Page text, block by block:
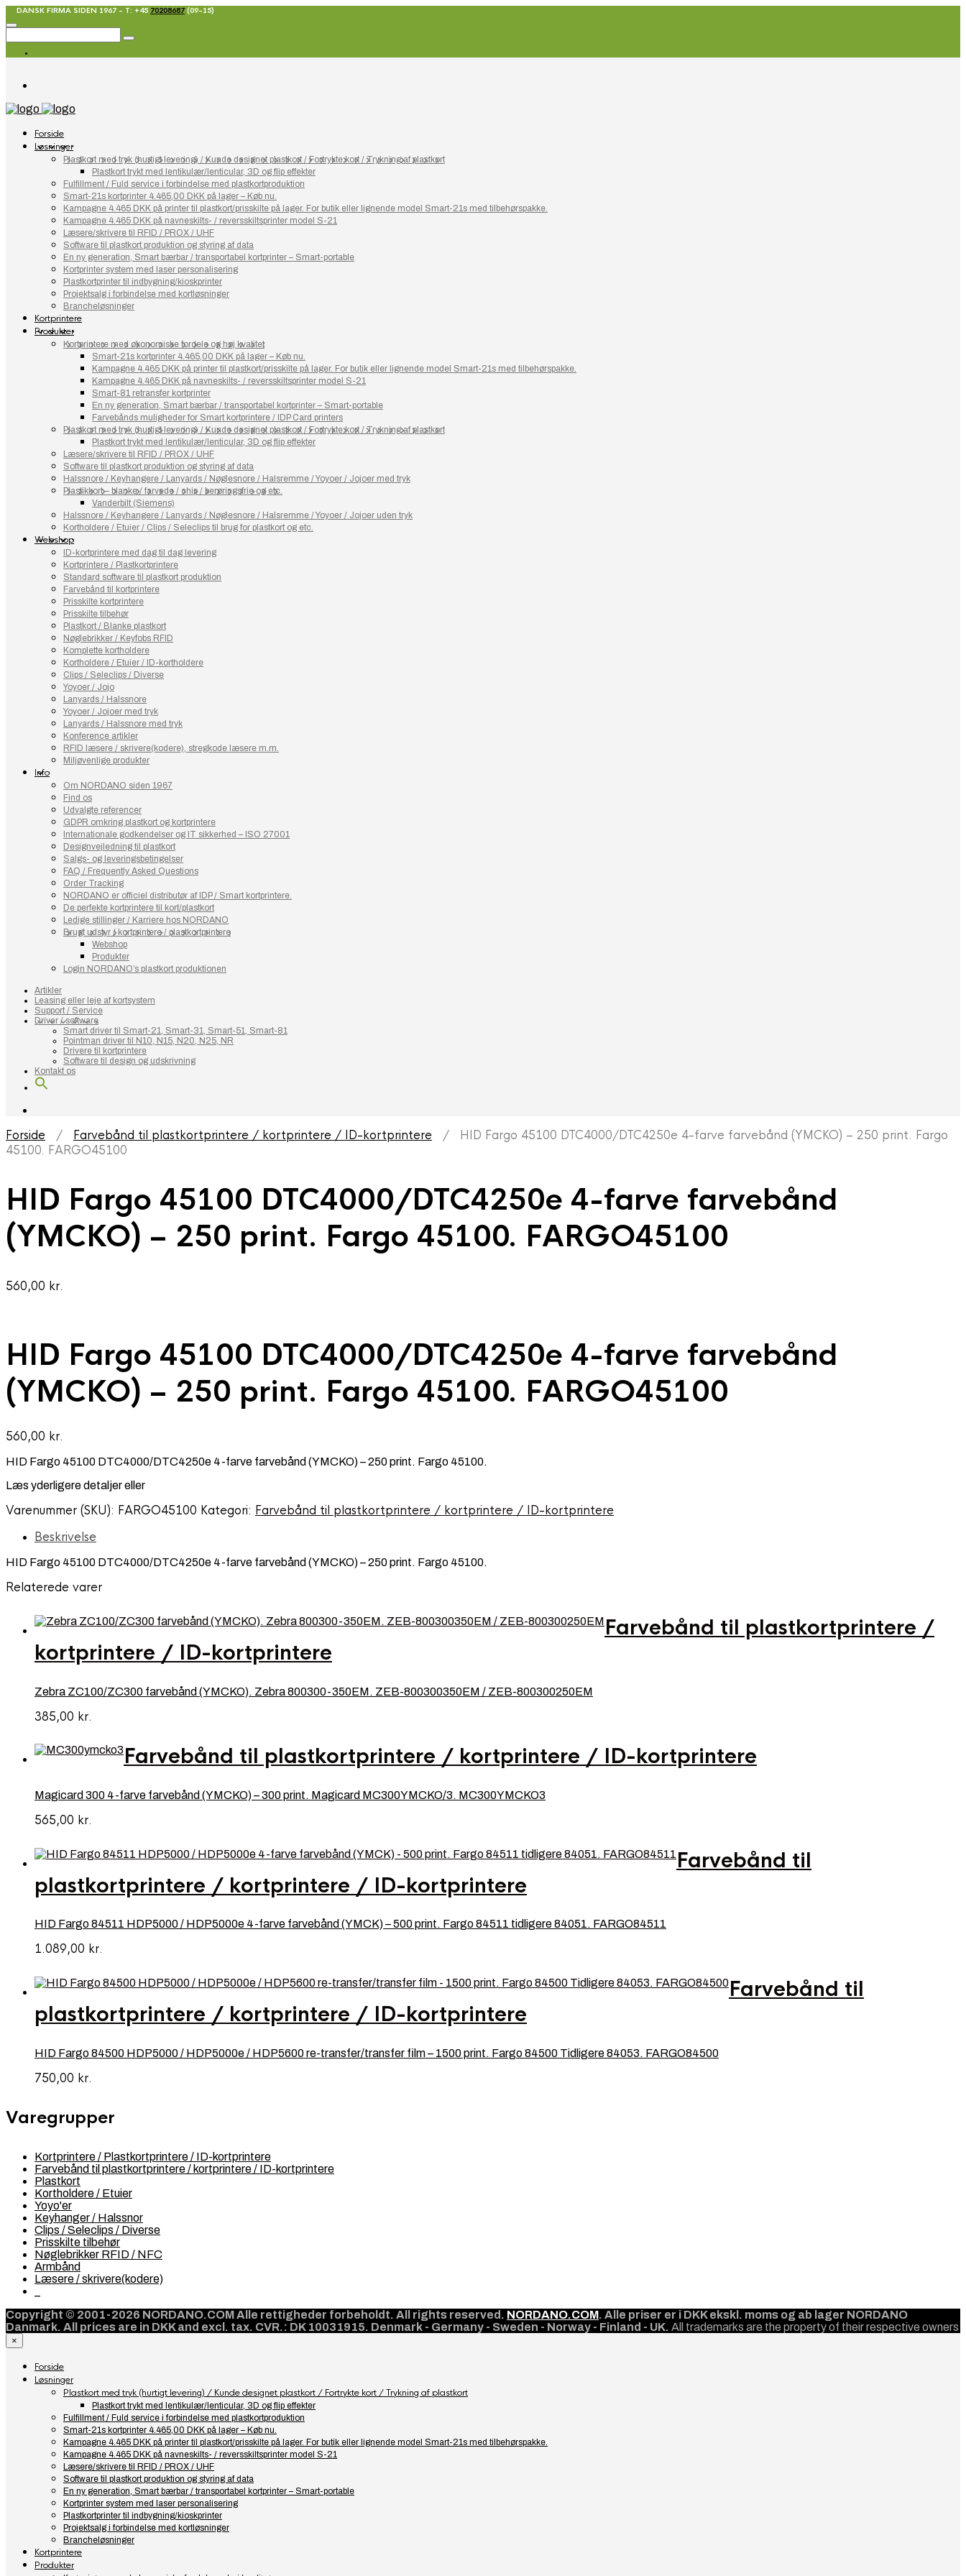
DANSK FIRMA SIDEN 1967 - T: +45 70208687 (09-15)
Forside
Løsninger
Plastkort med tryk (hurtigt levering) / Kunde designet plastkort / Fortrykte kort / Trykning af plastkort
Plastkort trykt med lentikulær/lenticular, 3D og flip effekter
Fulfillment / Fuld service i forbindelse med plastkortproduktion
Smart-21s kortprinter 4.465,00 DKK på lager – Køb nu.
Kampagne 4.465 DKK på printer til plastkort/prisskilte på lager. For butik eller lignende model Smart-21s med tilbehørspakke.
Kampagne 4.465 DKK på navneskilts- / reversskiltsprinter model S-21
Læsere/skrivere til RFID / PROX / UHF
Software til plastkort produktion og styring af data
En ny generation, Smart bærbar / transportabel kortprinter – Smart-portable
Kortprinter system med laser personalisering
Plastkortprinter til indbygning/kioskprinter
Projektsalg i forbindelse med kortløsninger
Brancheløsninger
Kortprintere
Produkter
Kortprintere med økonomiske fordele og høj kvalitet
Smart-21s kortprinter 4.465,00 DKK på lager – Køb nu.
Kampagne 4.465 DKK på printer til plastkort/prisskilte på lager. For butik eller lignende model Smart-21s med tilbehørspakke.
Kampagne 4.465 DKK på navneskilts- / reversskiltsprinter model S-21
Smart-81 retransfer kortprinter
En ny generation, Smart bærbar / transportabel kortprinter – Smart-portable
Farvebånds muligheder for Smart kortprintere / IDP Card printers
Plastkort med tryk (hurtigt levering) / Kunde designet plastkort / Fortrykte kort / Trykning af plastkort
Plastkort trykt med lentikulær/lenticular, 3D og flip effekter
Læsere/skrivere til RFID / PROX / UHF
Software til plastkort produktion og styring af data
Halssnore / Keyhangere / Lanyards / Nøglesnore / Halsremme / Yoyoer / Jojoer med tryk
Plastikkort – blanke / farvede / chip / berøringsfrie og etc.
Vanderbilt (Siemens)
Halssnore / Keyhangere / Lanyards / Nøglesnore / Halsremme / Yoyoer / Jojoer uden tryk
Kortholdere / Etuier / Clips / Seleclips til brug for plastkort og etc.
Webshop
ID-kortprintere med dag til dag levering
Kortprintere / Plastkortprintere
Standard software til plastkort produktion
Farvebånd til kortprintere
Prisskilte kortprintere
Prisskilte tilbehør
Plastkort / Blanke plastkort
Nøglebrikker / Keyfobs RFID
Komplette kortholdere
Kortholdere / Etuier / ID-kortholdere
Clips / Seleclips / Diverse
Yoyoer / Jojo
Lanyards / Halssnore
Yoyoer / Jojoer med tryk
Lanyards / Halssnore med tryk
Konference artikler
RFID læsere / skrivere(kodere), stregkode læsere m.m.
Miljøvenlige produkter
Info
Om NORDANO siden 1967
Find os
Udvalgte referencer
GDPR omkring plastkort og kortprintere
Internationale godkendelser og IT sikkerhed – ISO 27001
Designvejledning til plastkort
Salgs- og leveringsbetingelser
FAQ / Frequently Asked Questions
Order Tracking
NORDANO er officiel distributør af IDP / Smart kortprintere.
De perfekte kortprintere til kort/plastkort
Ledige stillinger / Karriere hos NORDANO
Brugt udstyr / kortprintere / plastkortprintere
Webshop
Produkter
Login NORDANO’s plastkort produktionen
Artikler
Leasing eller leje af kortsystem
Support / Service
Driver / software
Smart driver til Smart-21, Smart-31, Smart-51, Smart-81
Pointman driver til N10, N15, N20, N25, NR
Drivere til kortprintere
Software til design og udskrivning
Kontakt os
Forside / Farvebånd til plastkortprintere / kortprintere / ID-kortprintere / HID Fargo 45100 DTC4000/DTC4250e 4-farve farvebånd (YMCKO) – 250 print. Fargo
45100. FARGO45100
HID Fargo 45100 DTC4000/DTC4250e 4-farve farvebånd
(YMCKO) – 250 print. Fargo 45100. FARGO45100
560,00 kr.
HID Fargo 45100 DTC4000/DTC4250e 4-farve farvebånd
(YMCKO) – 250 print. Fargo 45100. FARGO45100
560,00 kr.
HID Fargo 45100 DTC4000/DTC4250e 4-farve farvebånd (YMCKO) – 250 print. Fargo 45100.
Læs yderligere detaljer eller
Varenummer (SKU): FARGO45100 Kategori: Farvebånd til plastkortprintere / kortprintere / ID-kortprintere
Beskrivelse
HID Fargo 45100 DTC4000/DTC4250e 4-farve farvebånd (YMCKO) – 250 print. Fargo 45100.
Relaterede varer
Farvebånd til plastkortprintere /
kortprintere / ID-kortprintere
Zebra ZC100/ZC300 farvebånd (YMCKO). Zebra 800300-350EM. ZEB-800300350EM / ZEB-800300250EM
385,00 kr.
Farvebånd til plastkortprintere / kortprintere / ID-kortprintere
Magicard 300 4-farve farvebånd (YMCKO) – 300 print. Magicard MC300YMCKO/3. MC300YMCKO3
565,00 kr.
Farvebånd til
plastkortprintere / kortprintere / ID-kortprintere
HID Fargo 84511 HDP5000 / HDP5000e 4-farve farvebånd (YMCK) – 500 print. Fargo 84511 tidligere 84051. FARGO84511
1.089,00 kr.
Farvebånd til
plastkortprintere / kortprintere / ID-kortprintere
HID Fargo 84500 HDP5000 / HDP5000e / HDP5600 re-transfer/transfer film – 1500 print. Fargo 84500 Tidligere 84053. FARGO84500
750,00 kr.
Varegrupper
Kortprintere / Plastkortprintere / ID-kortprintere
Farvebånd til plastkortprintere / kortprintere / ID-kortprintere
Plastkort
Kortholdere / Etuier
Yoyo'er
Keyhanger / Halssnor
Clips / Seleclips / Diverse
Prisskilte tilbehør
Nøglebrikker RFID / NFC
Armbånd
Læsere / skrivere(kodere)
Copyright © 2001-2026 NORDANO.COM Alle rettigheder forbeholdt. All rights reserved. NORDANO.COM. Alle priser er i DKK ekskl. moms og ab lager NORDANO
Danmark. All prices are in DKK and excl. tax. CVR.: DK 10031915. Denmark - Germany - Sweden - Norway - Finland - UK. All trademarks are the property of their respective owners
×
Forside
Løsninger
Plastkort med tryk (hurtigt levering) / Kunde designet plastkort / Fortrykte kort / Trykning af plastkort
Plastkort trykt med lentikulær/lenticular, 3D og flip effekter
Fulfillment / Fuld service i forbindelse med plastkortproduktion
Smart-21s kortprinter 4.465,00 DKK på lager – Køb nu.
Kampagne 4.465 DKK på printer til plastkort/prisskilte på lager. For butik eller lignende model Smart-21s med tilbehørspakke.
Kampagne 4.465 DKK på navneskilts- / reversskiltsprinter model S-21
Læsere/skrivere til RFID / PROX / UHF
Software til plastkort produktion og styring af data
En ny generation, Smart bærbar / transportabel kortprinter – Smart-portable
Kortprinter system med laser personalisering
Plastkortprinter til indbygning/kioskprinter
Projektsalg i forbindelse med kortløsninger
Brancheløsninger
Kortprintere
Produkter